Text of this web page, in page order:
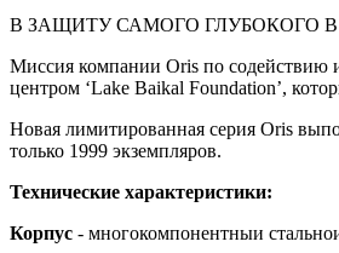
В ЗАЩИТУ САМОГО ГЛУБОКОГО
Миссия компании Oris по содействию
центром ‘Lake Baikal Foundation’,
Новая лимитированная серия Oris
только 1999 экземпляров.
Технические характеристики:
Корпус - многокомпонентныи